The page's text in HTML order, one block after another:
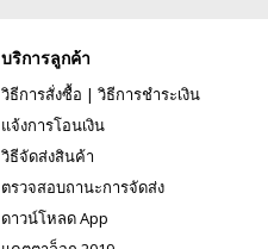
บริการลูกค้า
วิธีการสั่งซื้อ | วิธีการชำระเงิน
แจ้งการโอนเงิน
วิธีจัดส่งสินค้า
ตรวจสอบถานะการจัดส่ง
ดาวน์โหลด App